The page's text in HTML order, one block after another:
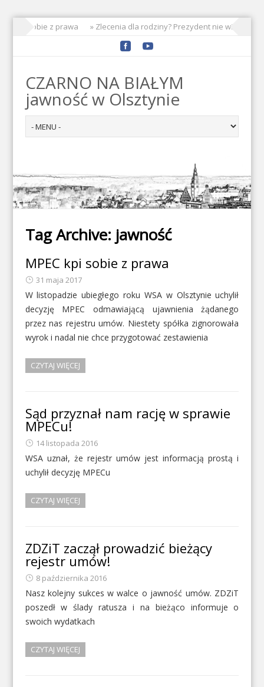
kpi sobie z prawa » Zlecenia dla rodziny? Prezydent nie widzi
CZARNO NA BIAŁYM
jawność w Olsztynie
Tag Archive: jawność
MPEC kpi sobie z prawa
31 maja 2017
W listopadzie ubiegłego roku WSA w Olsztynie uchylił
decyzję MPEC odmawiającą ujawnienia żądanego
przez nas rejestru umów. Niestety spółka zignorowała
wyrok i nadal nie chce przygotować zestawienia
CZYTAJ WIĘCEJ
Sąd przyznał nam rację w sprawie
MPECu!
14 listopada 2016
WSA uznał, że rejestr umów jest informacją prostą i
uchylił decyzję MPECu
CZYTAJ WIĘCEJ
ZDZiT zaczął prowadzić bieżący
rejestr umów!
8 października 2016
Nasz kolejny sukces w walce o jawność umów. ZDZiT
poszedł w ślady ratusza i na bieżąco informuje o
swoich wydatkach
CZYTAJ WIĘCEJ